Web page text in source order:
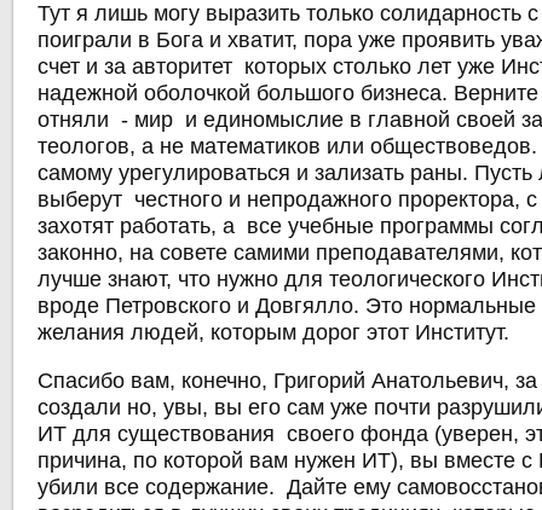
Тут я лишь могу выразить только солидарность
поиграли в Бога и хватит, пора уже проявить
счет и за авторитет которых столько лет уже
надежной оболочкой большого бизнеса.
отняли - мир и единомыслие в главной своей
теологов, а не математиков или обществоведов.
самому урегулироваться и зализать раны.
выберут честного и непродажного проректора,
захотят работать, а все учебные программы
законно, на совете самими преподавателями,
лучше знают, что нужно для теологического
вроде Петровского и Довгялло. Это
желания людей, которым дорог этот Институт.
Спасибо вам, конечно, Григорий Анатольевич,
создали но, увы, вы его сам уже почти
ИТ для существования своего фонда (уверен,
причина, по которой вам нужен ИТ), вы вместе с
убили все содержание. Дайте ему